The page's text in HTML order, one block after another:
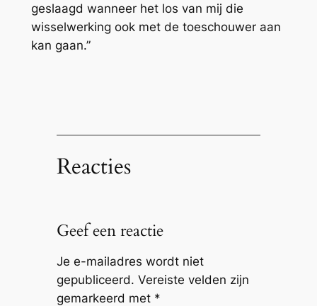
geslaagd wanneer het los van mij die
wisselwerking ook met de toeschouwer aan
kan gaan.”
Reacties
Geef een reactie
Je e-mailadres wordt niet
gepubliceerd. Vereiste velden zijn
gemarkeerd met *